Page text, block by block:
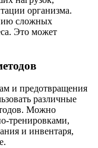
организма.
сложных
Это может
и предотвращения
различные
Можно
тренировками,
и инвентаря,